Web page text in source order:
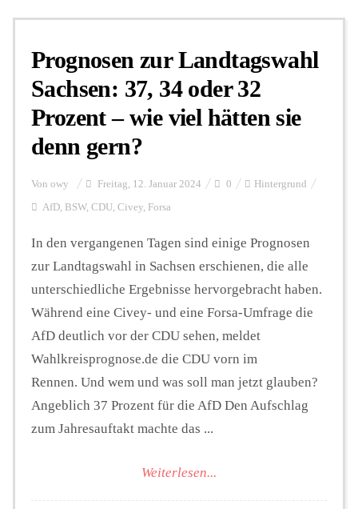
Prognosen zur Landtagswahl
Sachsen: 37, 34 oder 32
Prozent – wie viel hätten sie
denn gern?
Von owy Freitag, 12. Januar 2024 0 Hintergrund
AfD, BSW, CDU, Civey, Forsa
In den vergangenen Tagen sind einige Prognosen
zur Landtagswahl in Sachsen erschienen, die alle
unterschiedliche Ergebnisse hervorgebracht haben.
Während eine Civey- und eine Forsa-Umfrage die
AfD deutlich vor der CDU sehen, meldet
Wahlkreisprognose.de die CDU vorn im
Rennen. Und wem und was soll man jetzt glauben?
Angeblich 37 Prozent für die AfD Den Aufschlag
zum Jahresauftakt machte das ...
Weiterlesen...